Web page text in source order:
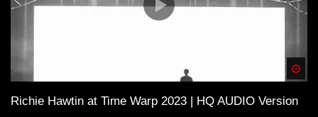
Richie Hawtin at Time Warp 2023 | HQ AUDIO Version